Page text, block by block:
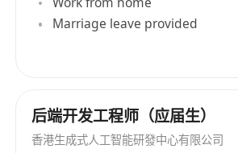
Marriage leave provided
后端开发工程师（应届生）
香港生成式人工智能研發中心有限公司